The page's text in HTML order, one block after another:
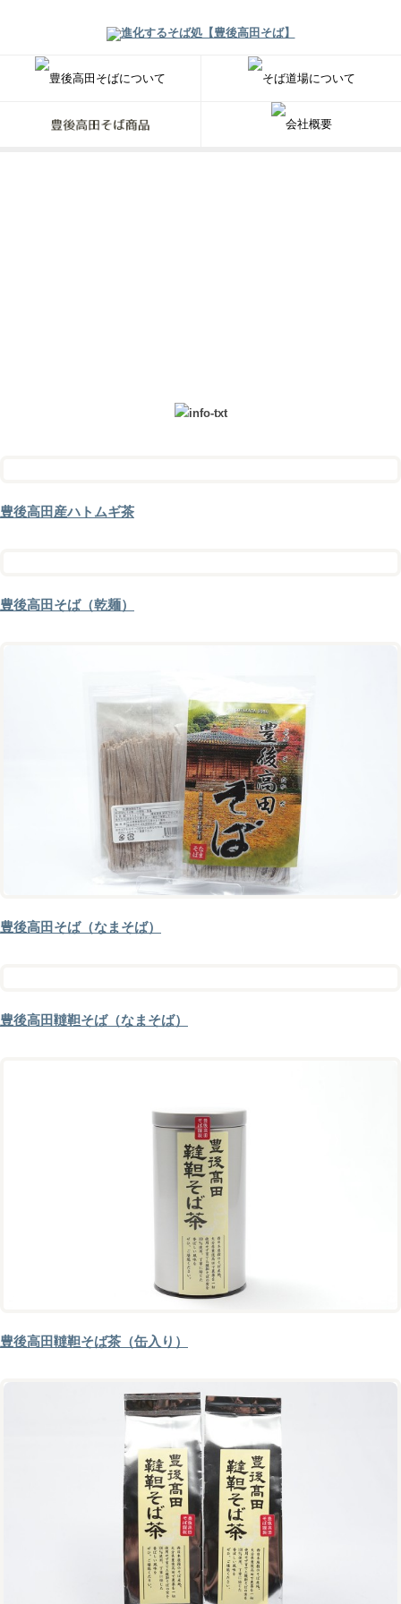
豊後高田産ハトムギ茶
豊後高田そば（乾麺）
豊後高田そば（なまそば）
豊後高田韃靼そば（なまそば）
豊後高田韃靼そば茶（缶入り）